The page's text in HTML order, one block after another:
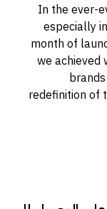
In the
especially
month of
we
redefinition